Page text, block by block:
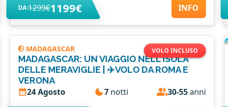
DA:1299€1199€ INFO
VOLO INCLUSO
MADAGASCAR
MADAGASCAR: UN VIAGGIO NELL'ISOLA
DELLE MERAVIGLIE | ✈️VOLO DA ROMA E
VERONA
24 Agosto 7notti 30-55anni